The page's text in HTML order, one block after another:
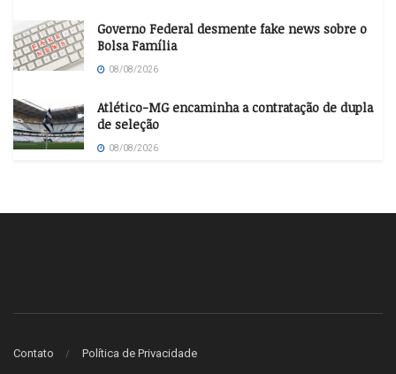
Governo Federal desmente fake news sobre o
Bolsa Família
08/08/2026
Atlético-MG encaminha a contratação de dupla
de seleção
08/08/2026
Contato Política de Privacidade